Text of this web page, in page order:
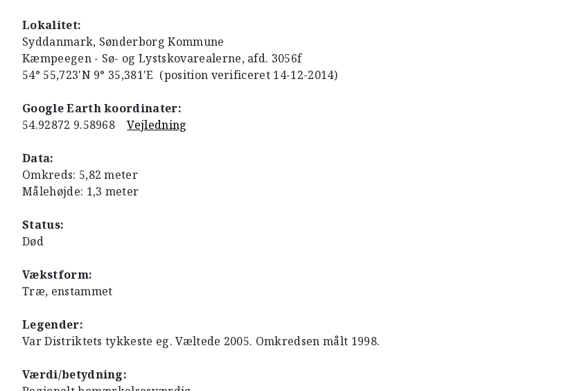
Lokalitet:
Syddanmark, Sønderborg Kommune
Kæmpeegen - Sø- og Lystskovarealerne, afd. 3056f
54° 55,723'N 9° 35,381'E (position verificeret 14-12-2014)
Google Earth koordinater:
54.92872 9.58968Vejledning
Data:
Omkreds: 5,82 meter
Målehøjde: 1,3 meter
Status:
Død
Vækstform:
Træ, enstammet
Legender:
Var Distriktets tykkeste eg. Væltede 2005. Omkredsen målt 1998.
Værdi/betydning: